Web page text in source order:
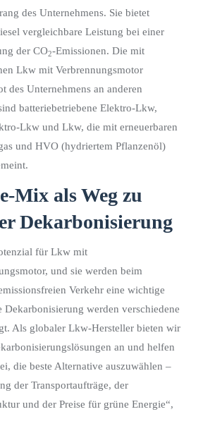
des Unternehmens. Sie bietet
vergleichbare Leistung bei einer
der CO2-Emissionen. Die mit
Lkw mit Verbrennungsmotor
des Unternehmens an anderen
batteriebetriebene Elektro-Lkw,
Lkw und Lkw, die mit erneuerbaren
und HVO (hydriertem Pflanzenöl)
Mix als Weg zu
Dekarbonisierung
für Lkw mit
und sie werden beim
Verkehr eine wichtige
Dekarbonisierung werden verschiedene
Als globaler Lkw-Hersteller bieten wir
an und helfen
die beste Alternative auszuwählen –
der Transportaufträge, der
und der Preise für grüne Energie“,